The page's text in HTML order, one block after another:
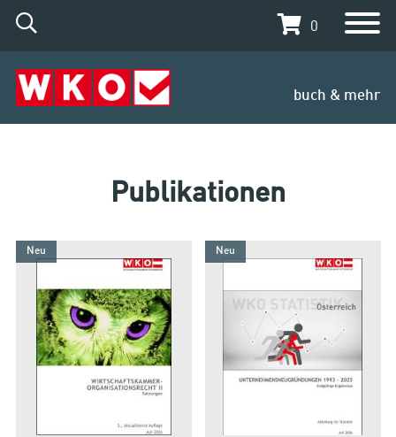
0
buch & mehr
Publikationen
Neu Neu